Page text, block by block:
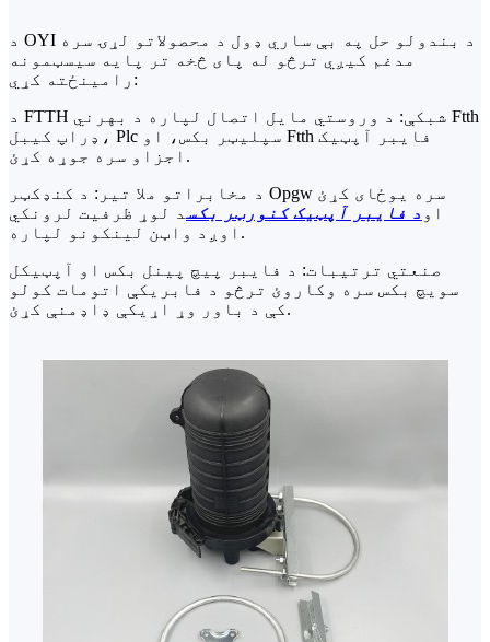
د OYI د بندولو حل په بې ساري ډول د محصولاتو لړۍ سره
مدغم کیږي ترڅو له پای څخه تر پایه سیسټمونه
رامینځته کړي:
د FTTH شبکې: د وروستي مایل اتصال لپاره د بهرني Ftth
ډراپ کیبل، Plc سپلیټر بکس، او Ftth فایبر آپټیک
اجزاو سره جوړه کړئ.
د مخابراتو ملا تیر: د کنډکټر Opgw سره یوځای کړئ
او د فایبر آپټیک کنورټر بکسد لوړ ظرفیت لرونکي
اوږد واټن لینکونو لپاره.
صنعتي ترتیبات: د فایبر پیچ پینل بکس او آپټیکل
سویچ بکس سره وکاروئ ترڅو د فابریکې اتومات کولو
کې د باور وړ اړیکې ډاډمنې کړئ.